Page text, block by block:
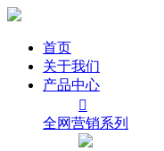
首页
关于我们
产品中心

全网营销系列